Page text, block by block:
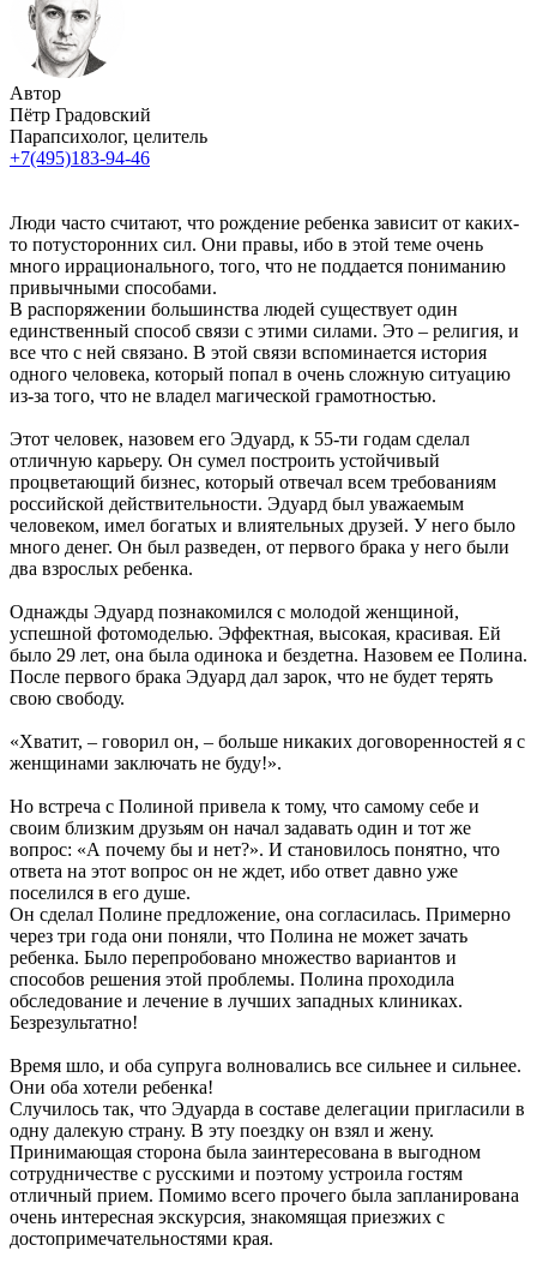
Автор
Пётр Градовский
Парапсихолог, целитель
+7(495)183-94-46
Люди часто считают, что рождение ребенка зависит от каких-
то потусторонних сил. Они правы, ибо в этой теме очень
много иррационального, того, что не поддается пониманию
привычными способами.
В распоряжении большинства людей существует один
единственный способ связи с этими силами. Это – религия, и
все что с ней связано. В этой связи вспоминается история
одного человека, который попал в очень сложную ситуацию
из-за того, что не владел магической грамотностью.
Этот человек, назовем его Эдуард, к 55-ти годам сделал
отличную карьеру. Он сумел построить устойчивый
процветающий бизнес, который отвечал всем требованиям
российской действительности. Эдуард был уважаемым
человеком, имел богатых и влиятельных друзей. У него было
много денег. Он был разведен, от первого брака у него были
два взрослых ребенка.
Однажды Эдуард познакомился с молодой женщиной,
успешной фотомоделью. Эффектная, высокая, красивая. Ей
было 29 лет, она была одинока и бездетна. Назовем ее Полина.
После первого брака Эдуард дал зарок, что не будет терять
свою свободу.
«Хватит, – говорил он, – больше никаких договоренностей я с
женщинами заключать не буду!».
Но встреча с Полиной привела к тому, что самому себе и
своим близким друзьям он начал задавать один и тот же
вопрос: «А почему бы и нет?». И становилось понятно, что
ответа на этот вопрос он не ждет, ибо ответ давно уже
поселился в его душе.
Он сделал Полине предложение, она согласилась. Примерно
через три года они поняли, что Полина не может зачать
ребенка. Было перепробовано множество вариантов и
способов решения этой проблемы. Полина проходила
обследование и лечение в лучших западных клиниках.
Безрезультатно!
Время шло, и оба супруга волновались все сильнее и сильнее.
Они оба хотели ребенка!
Случилось так, что Эдуарда в составе делегации пригласили в
одну далекую страну. В эту поездку он взял и жену.
Принимающая сторона была заинтересована в выгодном
сотрудничестве с русскими и поэтому устроила гостям
отличный прием. Помимо всего прочего была запланирована
очень интересная экскурсия, знакомящая приезжих с
достопримечательностями края.